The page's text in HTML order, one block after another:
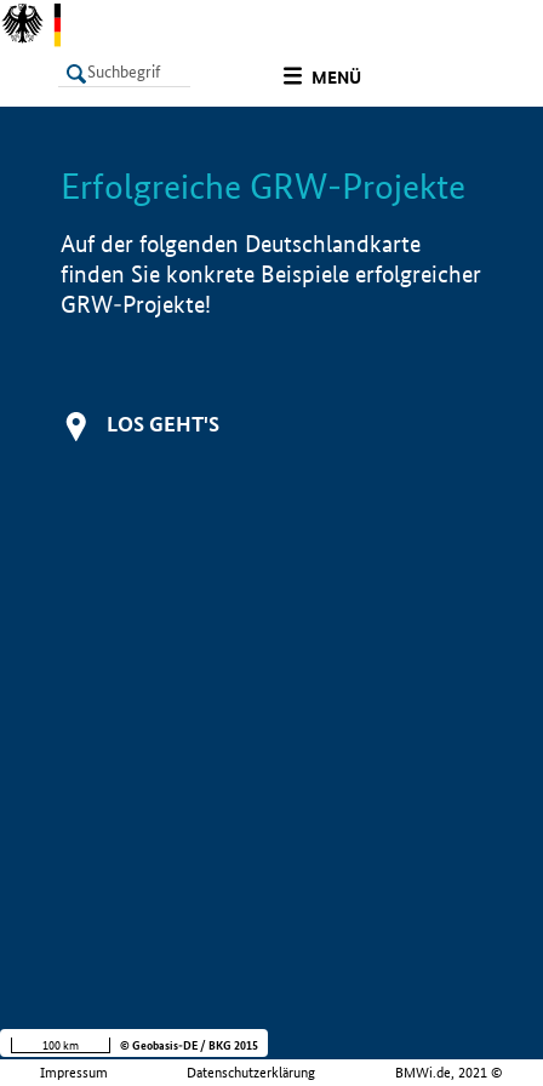
MENÜ
LISTE Info
Erfolgreiche GRW-Projekte
Auf der folgenden Deutschlandkarte
finden Sie konkrete Beispiele erfolgreicher
GRW-Projekte!
LOS GEHT'S
Impressum Datenschutzerklärung BMWi.de, 2021 ©
100 km © Geobasis-DE / BKG 2015